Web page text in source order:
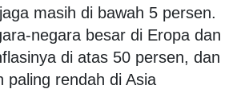
masih di bawah 5 persen.
negara besar di Eropa dan
di atas 50 persen, dan
paling rendah di Asia